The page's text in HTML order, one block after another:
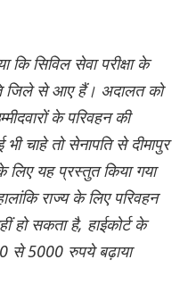
सिविल सेवा परीक्षा के
जिले से आए हैं। अदालत को
के परिवहन की
चाहे तो सेनापति से दीमापुर
यह प्रस्तुत किया गया
राज्य के लिए परिवहन
हो सकता है, हाईकोर्ट के
से 5000 रुपये बढ़ाया